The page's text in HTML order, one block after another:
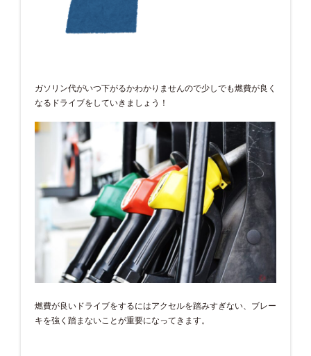
ガソリン代がいつ下がるかわかりませんので少しでも燃費が良く
なるドライブをしていきましょう！
燃費が良いドライブをするにはアクセルを踏みすぎない、ブレー
キを強く踏まないことが重要になってきます。